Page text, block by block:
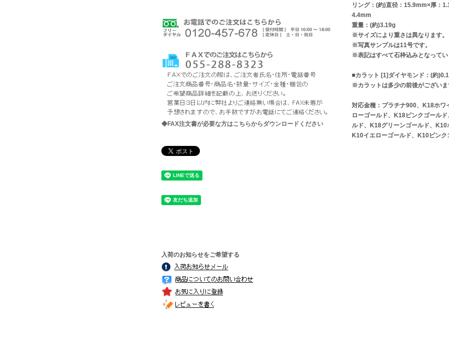
リング：(約)直径：15.9mm×厚：
4.4mm
重量：(約)3.19g
※サイズにより重さは異なります。
※写真サンプルは11号です。
※表記はすべて石枠込みとなってい
■カラット [1]ダイヤモンド：(約
※カラットは多少の前後がございま
対応金種：プラチナ900、K18ホワ
ローゴールド、K18ピンクゴール
ルド、K18グリーンゴールド、K10
K10イエローゴールド、K10ピンク
◆FAX注文書が必要な方はこちらからダウンロードください
入荷のお知らせをご希望する